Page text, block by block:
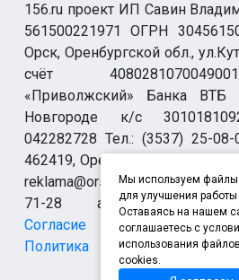
156.ru проект ИП Савин
561500221971 ОГРН
Орск, Оренбургской обл.,
счёт
«Приволжский» Банка
Новгороде к/с
042282728 Тел.: (3537) 25-
462419, Оренбургская обл., г.
reklama@orsk.ru ТЕЛЕФОН
71-28
Согласие на обработку
Политика
Мы используем
для улучшения работы
Оставаясь на нашем
соглашаетесь с
использования файлов
cookies.